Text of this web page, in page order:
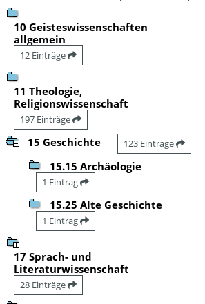
10 Geisteswissenschaften
allgemein
12 Einträge
11 Theologie,
Religionswissenschaft
197 Einträge
15 Geschichte 123 Einträge
15.15 Archäologie
1 Eintrag
15.25 Alte Geschichte
1 Eintrag
17 Sprach- und
Literaturwissenschaft
28 Einträge